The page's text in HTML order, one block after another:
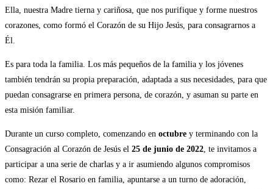
Ella, nuestra Madre tierna y cariñosa, que nos purifique y forme nuestros
corazones, como formó el Corazón de su Hijo Jesús, para consagrarnos a
Él.
Es para toda la familia. Los más pequeños de la familia y los jóvenes
también tendrán su propia preparación, adaptada a sus necesidades, para que
puedan consagrarse en primera persona, de corazón, y asuman su parte en
esta misión familiar.
Durante un curso completo, comenzando en octubre y terminando con la
Consagración al Corazón de Jesús el 25 de junio de 2022 , te invitamos a
participar a una serie de charlas y a ir asumiendo algunos compromisos
como: Rezar el Rosario en familia, apuntarse a un turno de adoración,